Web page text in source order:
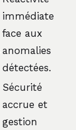
immédiate
face aux
anomalies
détectées.
Sécurité
accrue et
gestion